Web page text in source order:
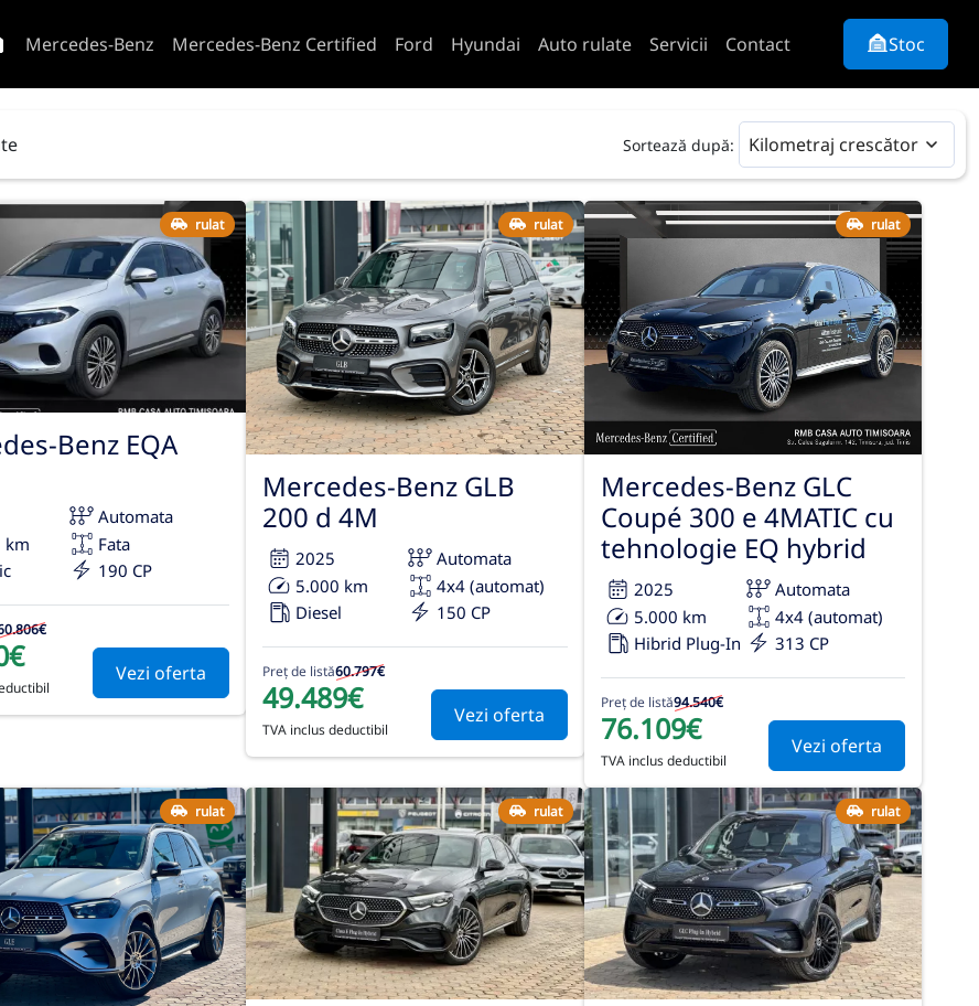
Mercedes-Benz Mercedes-Benz Certified Ford Hyundai Auto rulate Servicii Contact Stoc
Sortează după: Kilometraj crescător
rulat
Benz EQA
Automata
km
Fata
190 CP
Vezi oferta
rulat
Mercedes-Benz GLB
200 d 4M
2025
Automata
5.000 km
4x4 (automat)
Diesel
150 CP
Preț de listă60.797€
49.489€
TVA inclus deductibil
Vezi oferta
rulat
Mercedes-Benz GLC
Coupé 300 e 4MATIC cu
tehnologie EQ hybrid
2025
Automata
5.000 km
4x4 (automat)
Hibrid Plug-In
313 CP
Preț de listă94.540€
76.109€
TVA inclus deductibil
Vezi oferta
rulat rulat rulat